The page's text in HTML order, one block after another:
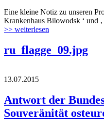
Eine kleine Notiz zu unseren
Krankenhaus Bilowodsk ‘ und
>> weiterlesen
ru_flagge_09.jpg
13.07.2015
Antwort der
Souveränität